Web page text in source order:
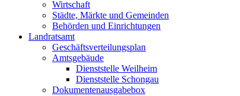
Wirtschaft
Städte, Märkte und Gemeinden
Behörden und Einrichtungen
Landratsamt
Geschäftsverteilungsplan
Amtsgebäude
Dienststelle Weilheim
Dienststelle Schongau
Dokumentenausgabebox